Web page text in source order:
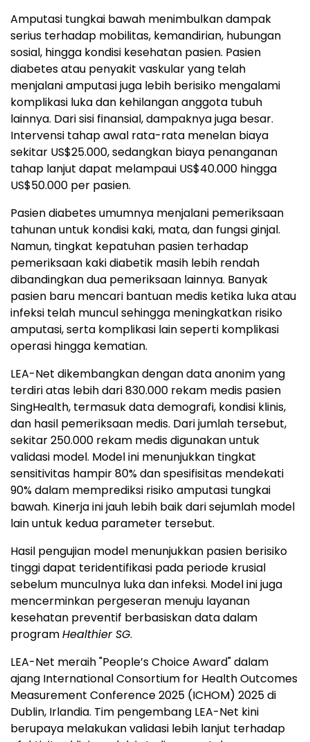
Amputasi tungkai bawah menimbulkan dampak
serius terhadap mobilitas, kemandirian, hubungan
sosial, hingga kondisi kesehatan pasien. Pasien
diabetes atau penyakit vaskular yang telah
menjalani amputasi juga lebih berisiko mengalami
komplikasi luka dan kehilangan anggota tubuh
lainnya. Dari sisi finansial, dampaknya juga besar.
Intervensi tahap awal rata-rata menelan biaya
sekitar US$25.000, sedangkan biaya penanganan
tahap lanjut dapat melampaui US$40.000 hingga
US$50.000 per pasien.
Pasien diabetes umumnya menjalani pemeriksaan
tahunan untuk kondisi kaki, mata, dan fungsi ginjal.
Namun, tingkat kepatuhan pasien terhadap
pemeriksaan kaki diabetik masih lebih rendah
dibandingkan dua pemeriksaan lainnya. Banyak
pasien baru mencari bantuan medis ketika luka atau
infeksi telah muncul sehingga meningkatkan risiko
amputasi, serta komplikasi lain seperti komplikasi
operasi hingga kematian.
LEA-Net dikembangkan dengan data anonim yang
terdiri atas lebih dari 830.000 rekam medis pasien
SingHealth, termasuk data demografi, kondisi klinis,
dan hasil pemeriksaan medis. Dari jumlah tersebut,
sekitar 250.000 rekam medis digunakan untuk
validasi model. Model ini menunjukkan tingkat
sensitivitas hampir 80% dan spesifisitas mendekati
90% dalam memprediksi risiko amputasi tungkai
bawah. Kinerja ini jauh lebih baik dari sejumlah model
lain untuk kedua parameter tersebut.
Hasil pengujian model menunjukkan pasien berisiko
tinggi dapat teridentifikasi pada periode krusial
sebelum munculnya luka dan infeksi. Model ini juga
mencerminkan pergeseran menuju layanan
kesehatan preventif berbasiskan data dalam
programHealthier SG.
LEA-Net meraih "People’s Choice Award" dalam
ajang International Consortium for Health Outcomes
Measurement Conference 2025 (ICHOM) 2025 di
Dublin, Irlandia. Tim pengembang LEA-Net kini
berupaya melakukan validasi lebih lanjut terhadap